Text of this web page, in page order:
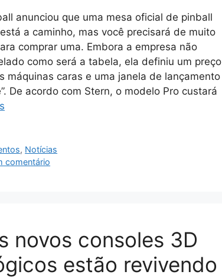
anunciou que uma mesa oficial de pinball
a caminho, mas você precisará de muito
comprar uma. Embora a empresa não
como será a tabela, ela definiu um preço
máquinas caras e uma janela de lançamento
De acordo com Stern, o modelo Pro custará
, Notícias
comentário
novos consoles 3D
estão revivendo